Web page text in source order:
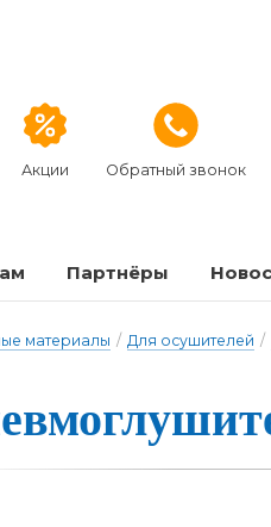
Акции Обратный звонок
Партнёры
материалы / Для осушителей /